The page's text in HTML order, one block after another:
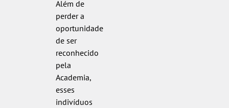
Além de
perder a
oportunidade
de ser
reconhecido
pela
Academia,
esses
indivíduos